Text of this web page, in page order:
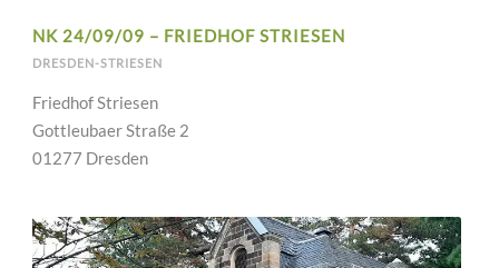
NK 24/09/09 – FRIEDHOF STRIESEN
DRESDEN-STRIESEN
Friedhof Striesen
Gottleubaer Straße 2
01277 Dresden